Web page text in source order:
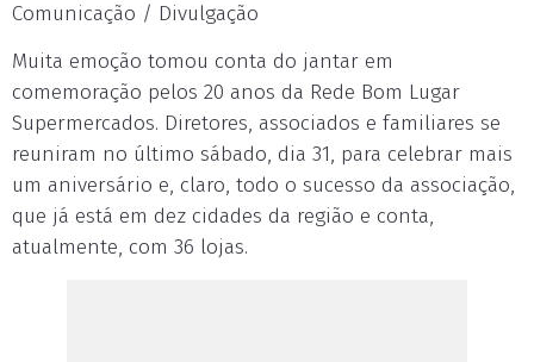
Comunicação / Divulgação
Muita emoção tomou conta do jantar em
comemoração pelos 20 anos da Rede Bom Lugar
Supermercados. Diretores, associados e familiares se
reuniram no último sábado, dia 31, para celebrar mais
um aniversário e, claro, todo o sucesso da associação,
que já está em dez cidades da região e conta,
atualmente, com 36 lojas.